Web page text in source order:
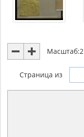
Масштаб:2
Страница из